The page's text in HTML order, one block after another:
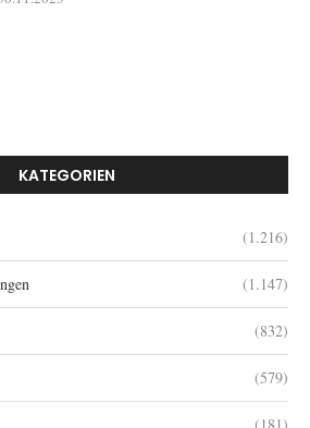
KATEGORIEN
(1.216)
(1.147)
(832)
(579)